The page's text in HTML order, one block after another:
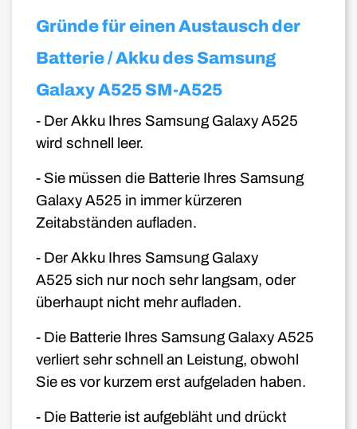
Gründe für einen Austausch der
Batterie / Akku des Samsung
Galaxy A525 SM-A525
- Der Akku Ihres Samsung Galaxy A525
wird schnell leer.
- Sie müssen die Batterie Ihres Samsung
Galaxy A525 in immer kürzeren
Zeitabständen aufladen.
- Der Akku Ihres Samsung Galaxy
A525 sich nur noch sehr langsam, oder
überhaupt nicht mehr aufladen.
- Die Batterie Ihres Samsung Galaxy A525
verliert sehr schnell an Leistung, obwohl
Sie es vor kurzem erst aufgeladen haben.
- Die Batterie ist aufgebläht und drückt